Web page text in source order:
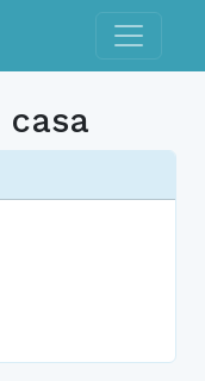
Toggle